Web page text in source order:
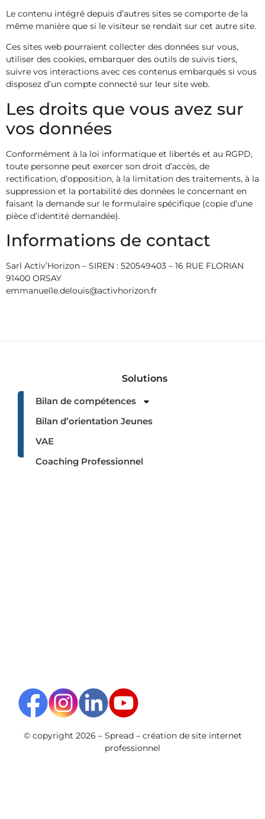
Le contenu intégré depuis d’autres sites se comporte de la
même manière que si le visiteur se rendait sur cet autre site.
Ces sites web pourraient collecter des données sur vous,
utiliser des cookies, embarquer des outils de suivis tiers,
suivre vos interactions avec ces contenus embarqués si vous
disposez d’un compte connecté sur leur site web.
Les droits que vous avez sur
vos données
Conformément à la loi informatique et libertés et au RGPD,
toute personne peut exercer son droit d’accès, de
rectification, d’opposition, à la limitation des traitements, à la
suppression et la portabilité des données le concernant en
faisant la demande sur le formulaire spécifique (copie d’une
pièce d’identité demandée).
Informations de contact
Sarl Activ’Horizon – SIREN : 520549403 – 16 RUE FLORIAN
91400 ORSAY
emmanuelle.delouis@activhorizon.fr
01
30
06
Solutions
Bilan de compétences
Bilan d’orientation Jeunes
VAE
Coaching Professionnel
© copyright 2026 – Spread – création de site internet
professionnel